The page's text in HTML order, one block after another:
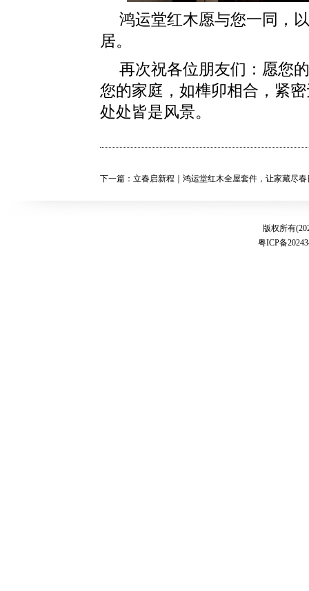
鸿运堂红木愿与您一同，
居。
再次祝各位朋友们：愿您
您的家庭，如榫卯相合，紧
处处皆是风景。
下一篇：立春启新程｜鸿运堂红木全屋套件，让家藏尽春
版权所有
粤ICP备